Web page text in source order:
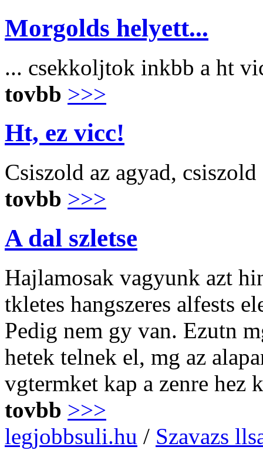
Morgolds helyett...
... csekkoljtok inkbb a ht
tovbb >>>
Ht, ez vicc!
Csiszold az agyad,
tovbb >>>
A dal szletse
Hajlamosak vagyunk azt
tkletes hangszeres alfests
Pedig nem gy van. Ezutn
hetek telnek el, mg az
vgtermket kap a zenre hez
tovbb >>>
legjobbsuli.hu / Szavazs